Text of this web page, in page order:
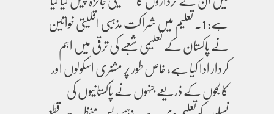
ہے: 1. تعلیم میں شراکت مذہبی اقلیتی خواتین
نے پاکستان کے تعلیمی شعبے کی ترقی میں اہم
کردار ادا کیا ہے، خاص طور پر مشنری اسکولوں اور
کالجوں کے ذریعے جنہوں نے پاکستانیوں کی